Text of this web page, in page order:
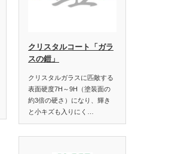
クリスタルコート「ガラ
スの鎧」
クリスタルガラスに匹敵する
表面硬度7H～9H（塗装面の
約3倍の硬さ）になり、輝き
と小キズも入りにく…